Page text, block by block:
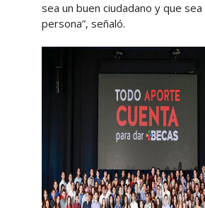
sea un buen ciudadano y que sea
persona”, señaló.